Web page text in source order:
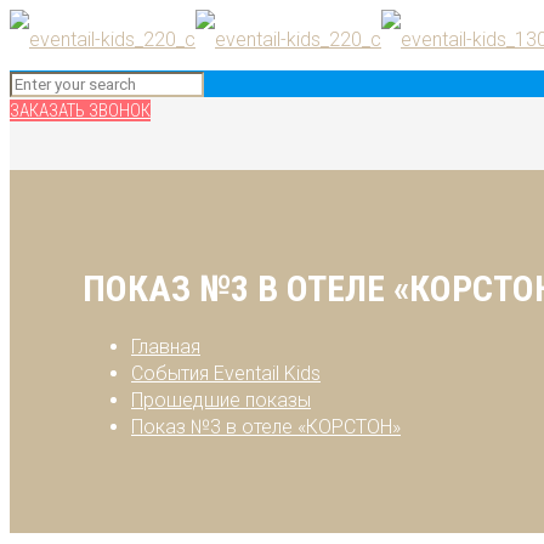
ЗАКАЗАТЬ ЗВОНОК
ПОКАЗ №3 В ОТЕЛЕ
Главная
События Eventail Kids
Прошедшие показы
Показ №3 в отеле «КОРСТОН»